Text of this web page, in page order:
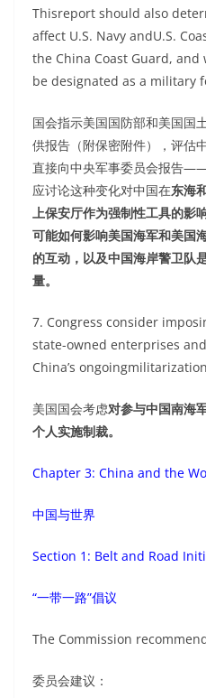
Thisreport should also
affect U.S. Navy andU.S.
the China Coast Guard,
be designated as a military
国会指示美国国防部和美国国
供报告（附保密附件），评
直接向中央军事委员会报告
应讨论这种变化对中国在东海
上保安厅作为强制性工具的影
可能如何影响美国海军和美国
的互动，以及中国海岸警卫队
量。
7. Congress consider
state-owned enterprises
China’s
美国国会考虑对参与中国南海
个人实施制裁。
Chapter 3: China and the
中国与世界
Section 1: Belt and Road
“一带一路”倡议
The Commission
委员会建议：